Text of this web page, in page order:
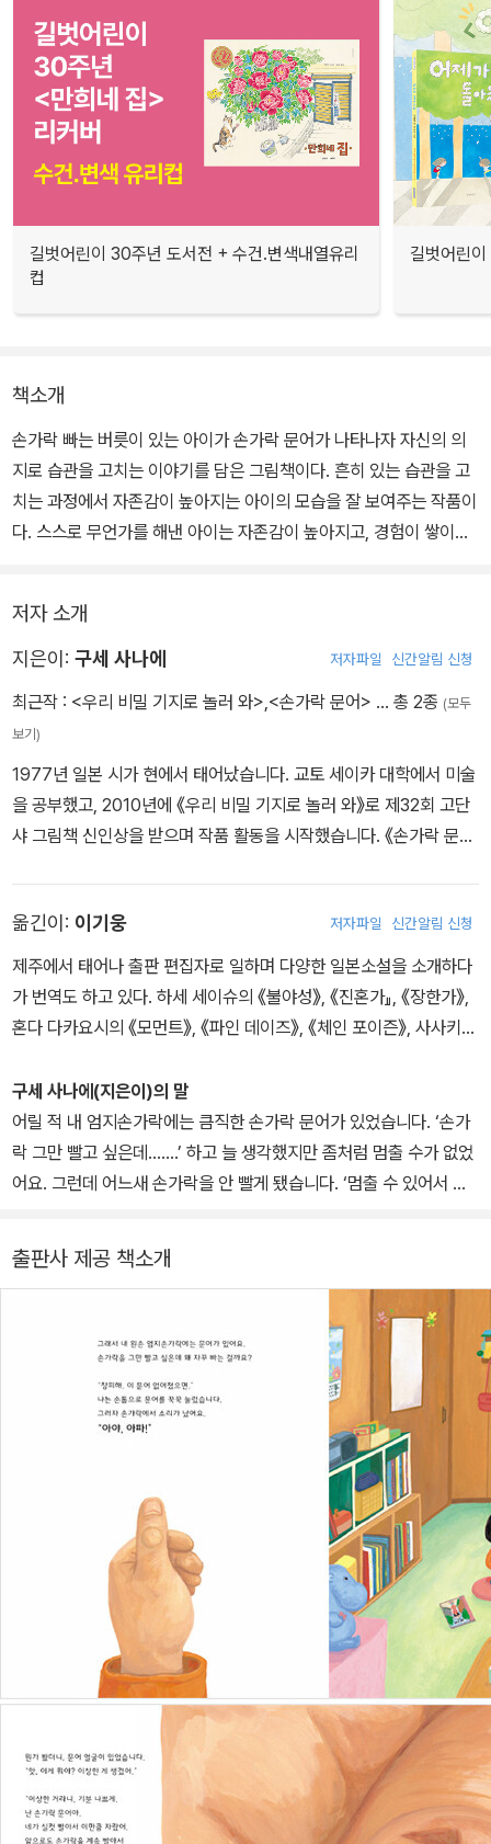
길벗어린이 30주년 도서전 + 수건.변색내열유리
컵
길벗어린
책소개
손가락 빠는 버릇이 있는 아이가 손가락 문어가 나타나자 자신의 의
지로 습관을 고치는 이야기를 담은 그림책이다. 흔히 있는 습관을 고
치는 과정에서 자존감이 높아지는 아이의 모습을 잘 보여주는 작품이
다. 스스로 무언가를 해낸 아이는 자존감이 높아지고, 경험이 쌓이면
주인공 아이는 손가락을 자꾸 빨면, 손가락 문어가 점점 커질 거라고
생각한다. 엄청나게 커진 손가락 문어 때문에 집 밖으로 나갈 수 없을
라고 졸라도 꾹 참는다. 아이는 마지막으로 딱 한 번만 빨아 달라는 손
가락 문어의 부탁에 손가락을 빨아 보는데….
저자 소개
지은이: 구세 사나에 저자파일 신간알림 신청
최근작 : <우리 비밀 기지로 놀러 와>,<손가락 문어> … 총 2종 (모두
보기)
1977년 일본 시가 현에서 태어났습니다. 교토 세이카 대학에서 미술
을 공부했고, 2010년에 《우리 비밀 기지로 놀러 와》로 제32회 고단
샤 그림책 신인상을 받으며 작품 활동을 시작했습니다. 《손가락 문
의 웹사이트는 http://chiisanae.blog.fc2.com입니다.
옮긴이: 이기웅 저자파일 신간알림 신청
제주에서 태어나 출판 편집자로 일하며 다양한 일본소설을 소개하다
가 번역도 하고 있다. 하세 세이슈의 《불야성》, 《진혼가』, 《장한가》,
혼다 다카요시의 《모먼트》, 《파인 데이즈》, 《체인 포이즌》, 사사키
《요리코를 위해》, 《1의 비극》, 누쿠이 도쿠로의 《통곡》, 《우행록》,
《후회와 진실의 빛》, 유메마쿠라 바쿠의 《신들의 봉우리》, 히구치 유
스케의 《나와 우리의 여름》 외에 《엄마가 정말 좋아요》, 《사과가 하
나》, 《내가 여기에 있어》 등을 우리말로 옮겼다.
구세 사나에(지은이)의 말
어릴 적 내 엄지손가락에는 큼직한 손가락 문어가 있었습니다. ‘손가
락 그만 빨고 싶은데…….’ 하고 늘 생각했지만 좀처럼 멈출 수가 없었
어요. 그런데 어느새 손가락을 안 빨게 됐습니다. ‘멈출 수 있어서 다
도 손가락을 빠는 여러분, 너무 걱정 안 해도 돼요. 손가락 문어가 ‘맛
있지 않아.’ 하고 느낄 때가 틀림없이 올 테니까요.
출판사 제공 책소개